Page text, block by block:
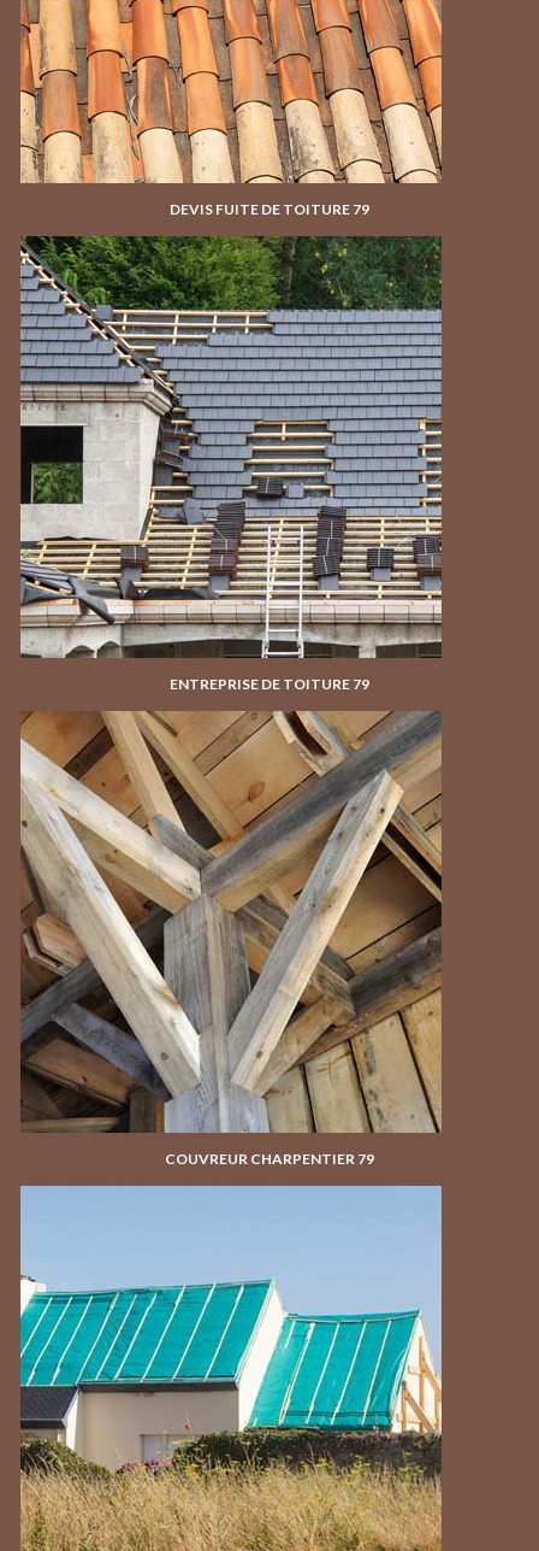
DEVIS FUITE DE TOITURE 79
ENTREPRISE DE TOITURE 79
COUVREUR CHARPENTIER 79